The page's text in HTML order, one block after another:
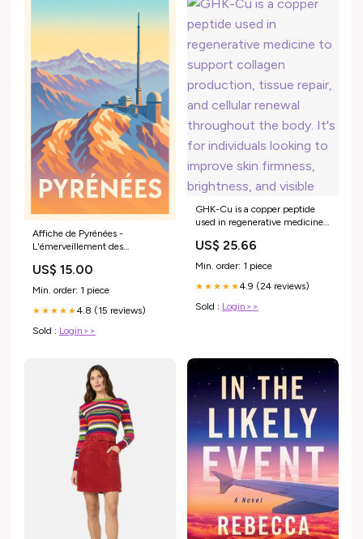
Affiche de Pyrénées -
L'émerveillement des
Cadre:Cadre Noir
US$ 15.00
Min. order: 1 piece
★★★★★4.8 (15 reviews)
Sold : Login>>
GHK-Cu is a copper peptide
used in regenerative medicine
tissue repair, and cellular
renewal throughout the body.
It's for individuals looking to
improve skin firmness,
US$ 25.66
Min. order: 1 piece
★★★★★4.9 (24 reviews)
Sold : Login>>